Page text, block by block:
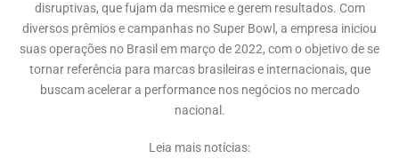
disruptivas, que fujam da mesmice e gerem resultados. Com
diversos prêmios e campanhas no Super Bowl, a empresa iniciou
suas operações no Brasil em março de 2022, com o objetivo de se
tornar referência para marcas brasileiras e internacionais, que
buscam acelerar a performance nos negócios no mercado
nacional.
Leia mais notícias: